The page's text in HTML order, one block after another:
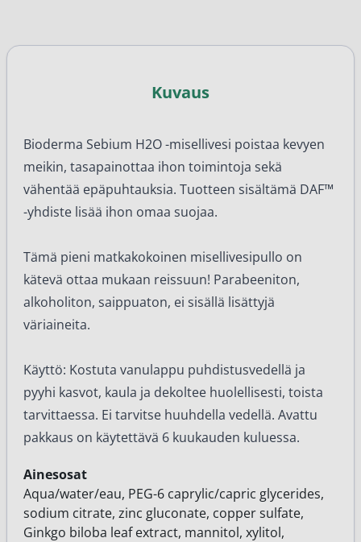
Kuvaus
Bioderma Sebium H2O -misellivesi poistaa kevyen
meikin, tasapainottaa ihon toimintoja sekä
vähentää epäpuhtauksia. Tuotteen sisältämä DAF™
-yhdiste lisää ihon omaa suojaa.
Tämä pieni matkakokoinen misellivesipullo on
kätevä ottaa mukaan reissuun! Parabeeniton,
alkoholiton, saippuaton, ei sisällä lisättyjä
väriaineita.
Käyttö: Kostuta vanulappu puhdistusvedellä ja
pyyhi kasvot, kaula ja dekoltee huolellisesti, toista
tarvittaessa. Ei tarvitse huuhdella vedellä. Avattu
pakkaus on käytettävä 6 kuukauden kuluessa.
Ainesosat
Aqua/water/eau, PEG-6 caprylic/capric glycerides,
sodium citrate, zinc gluconate, copper sulfate,
Ginkgo biloba leaf extract, mannitol, xylitol,